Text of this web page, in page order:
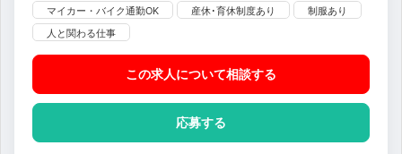
マイカー・バイク通勤OK
産休･育休制度あり
制服あり
人と関わる仕事
この求人について相談する
応募する